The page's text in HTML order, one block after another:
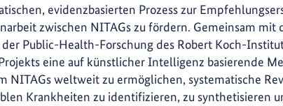
evidenzbasierten Prozess zur
zwischen NITAGs zu fördern. Gemeinsam
Public-Health-Forschung des Robert Koch-
eine auf künstlicher Intelligenz basierende
NITAGs weltweit zu ermöglichen, systematische
Krankheiten zu identifizieren, zu synthetisieren